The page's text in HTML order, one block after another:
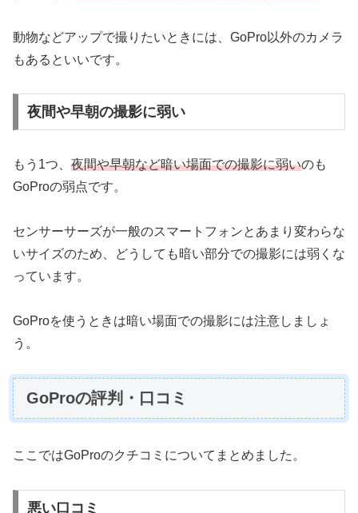
動物などアップで撮りたいときには、GoPro以外のカメラ
もあるといいです。
夜間や早朝の撮影に弱い
もう1つ、 夜間や早朝など暗い場面での撮影に弱いのも
GoProの弱点です。
センサーサーズが一般のスマートフォンとあまり変わらな
いサイズのため、どうしても暗い部分での撮影には弱くな
っています。
GoProを使うときは暗い場面での撮影には注意しましょ
う。
GoProの評判・口コミ
ここではGoProのクチコミについてまとめました。
悪い口コミ